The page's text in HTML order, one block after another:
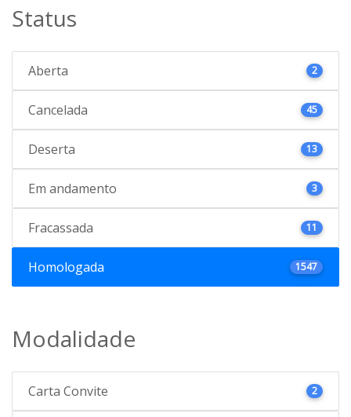
Status
Aberta 2
Cancelada 45
Deserta 13
Em andamento 3
Fracassada 11
Homologada 1547
Modalidade
Carta Convite 2